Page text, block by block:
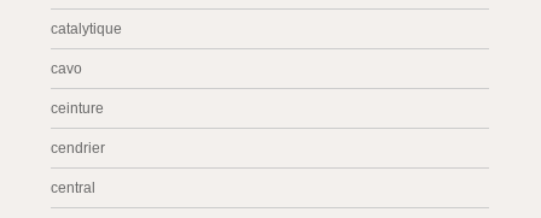
catalytique
cavo
ceinture
cendrier
central